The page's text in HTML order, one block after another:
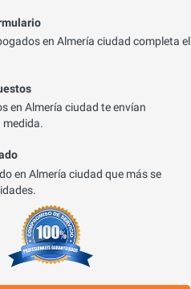
en Almería ciudad completa el
en Almería ciudad te envían
medida.
en Almería ciudad que más se